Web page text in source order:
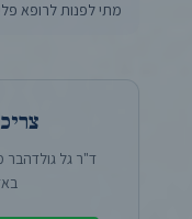
מתי לפנות לרופא
ד"ר גל גולדהבר